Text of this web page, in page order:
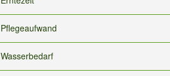
Pflegeaufwand
Wasserbedarf